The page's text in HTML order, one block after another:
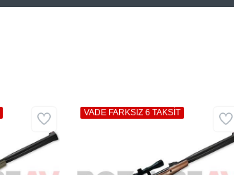
VADE FARKSIZ 6 TAKSİT